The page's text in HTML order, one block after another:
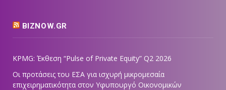
BIZNOW.GR
KPMG: Έκθεση “Pulse of Private Equity” Q2 2026
Οι προτάσεις του ΕΣΑ για ισχυρή μικρομεσαία
επιχειρηματικότητα στον Υφυπουργό Οικονομικών